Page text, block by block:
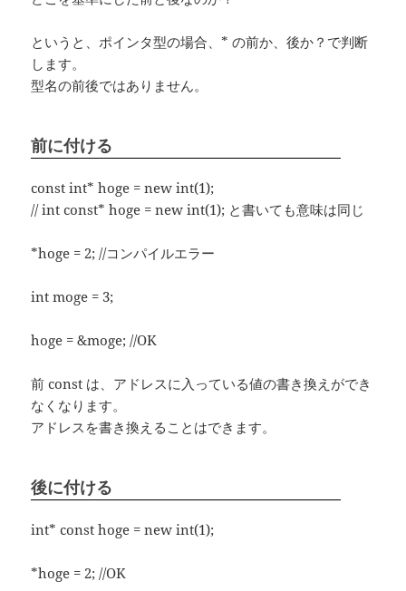
というと、ポインタ型の場合、* の前か、後か？で判断
します。
型名の前後ではありません。
前に付ける
const int* hoge = new int(1);
// int const* hoge = new int(1); と書いても意味は同じ
*hoge = 2; //コンパイルエラー
int moge = 3;
hoge = &moge; //OK
前 const は、アドレスに入っている値の書き換えができ
なくなります。
アドレスを書き換えることはできます。
後に付ける
int* const hoge = new int(1);
*hoge = 2; //OK